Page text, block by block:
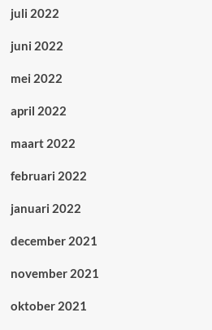
juli 2022
juni 2022
mei 2022
april 2022
maart 2022
februari 2022
januari 2022
december 2021
november 2021
oktober 2021